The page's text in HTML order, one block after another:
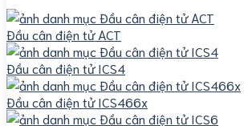
Đầu cân điện tử ACT
Đầu cân điện tử ICS4
Đầu cân điện tử ICS466x